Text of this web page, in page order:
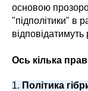
основою
"підполітики" в
відповідатимуть
Ось кілька
1. Політика